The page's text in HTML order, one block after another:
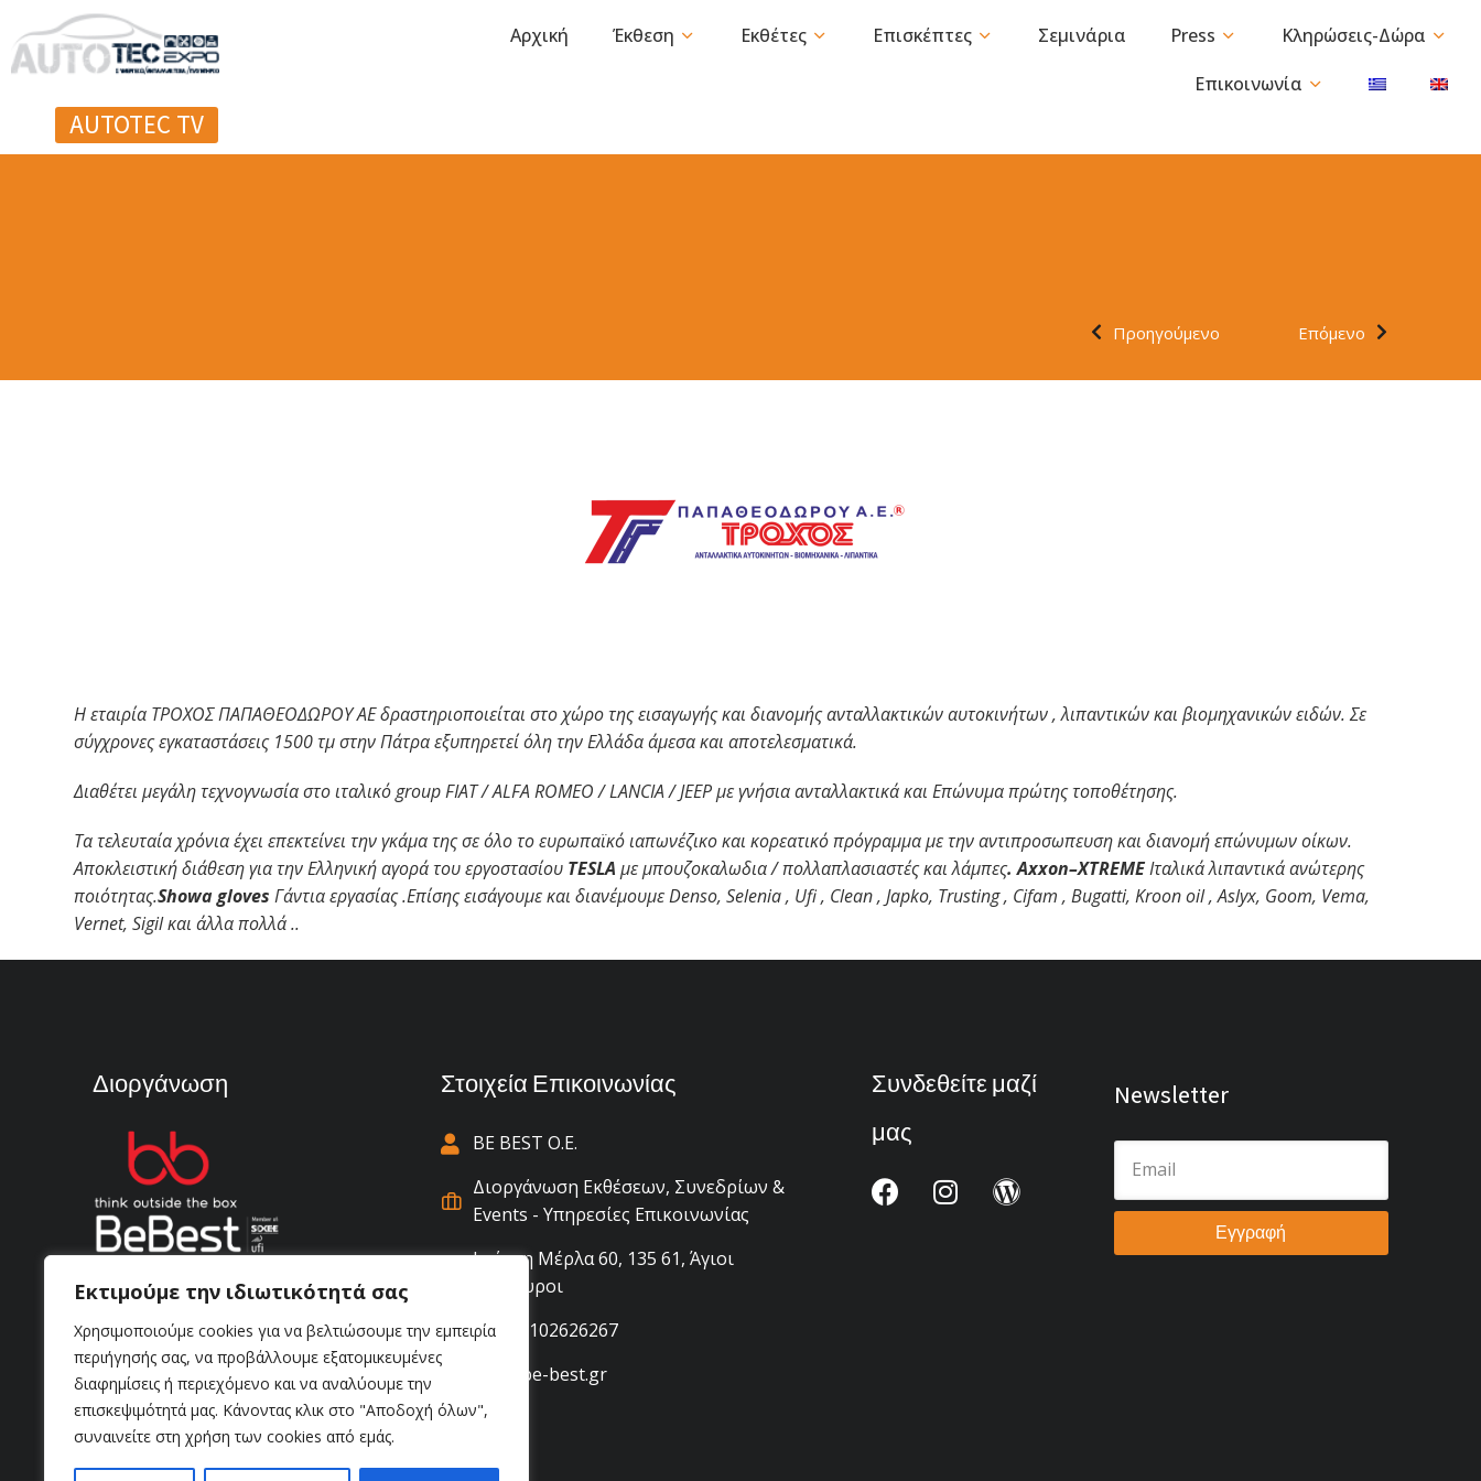
Εκτιμούμε την ιδιωτικότητά σας
Χρησιμοποιούμε cookies για να βελτιώσουμε την εμπειρία
περιήγησής σας, να προβάλλουμε εξατομικευμένες
διαφημίσεις ή περιεχόμενο και να αναλύουμε την
επισκεψιμότητά μας. Κάνοντας κλικ στο "Αποδοχή όλων",
συναινείτε στη χρήση των cookies από εμάς.
AUTOTEC TV
Αρχική Έκθεση Εκθέτες Επισκέπτες Σεμινάρια Press
Κληρώσεις-Δώρα
Επικοινωνία
Προηγούμενο Επόμενο
Η εταιρία ΤΡΟΧΟΣ ΠΑΠΑΘΕΟΔΩΡΟΥ ΑΕ δραστηριοποιείται στο χώρο της εισαγωγής και διανομής ανταλλακτικών αυτοκινήτων , λιπαντικών και βιομηχανικών ειδών. Σε
σύγχρονες εγκαταστάσεις 1500 τμ στην Πάτρα εξυπηρετεί όλη την Ελλάδα άμεσα και αποτελεσματικά.
Διαθέτει μεγάλη τεχνογνωσία στο ιταλικόgroupFIAT/ALFAROMEO/LANCIA/JEEPμε γνήσια ανταλλακτικά και Επώνυμα πρώτης τοποθέτησης.
Τα τελευταία χρόνια έχει επεκτείνει την γκάμα της σε όλο το ευρωπαϊκό ιαπωνέζικο και κορεατικό πρόγραμμα με την αντιπρoσωπευση και διανομή επώνυμων οίκων.
Αποκλειστική διάθεση για την Ελληνική αγορά του εργοστασίου TESLA με μπουζοκαλωδια / πολλαπλασιαστές και λάμπες.Axxon–XTREMEΙταλικά λιπαντικά ανώτερης
ποιότητας.Showagloves Γάντια εργασίας .Επίσης εισάγουμε και διανέμουμεDenso, Selenia, Ufi, Clean, Japko, Trusting, Cifam , Bugatti, Kroonoil,Aslyx, Goom, Vema,
Vernet, Sigilκαι άλλα πολλά ..
Διοργάνωση Στοιχεία Επικοινωνίας
BE BEST Ο.Ε.
Διοργάνωση Εκθέσεων, Συνεδρίων &
Events - Υπηρεσίες Επικοινωνίας
Ιωάννη Μέρλα 60, 135 61, Άγιοι
Ανάργυροι
(+30) 2102626267
info@be-best.gr
Συνδεθείτε μαζί
μας
Newsletter
Εγγραφή